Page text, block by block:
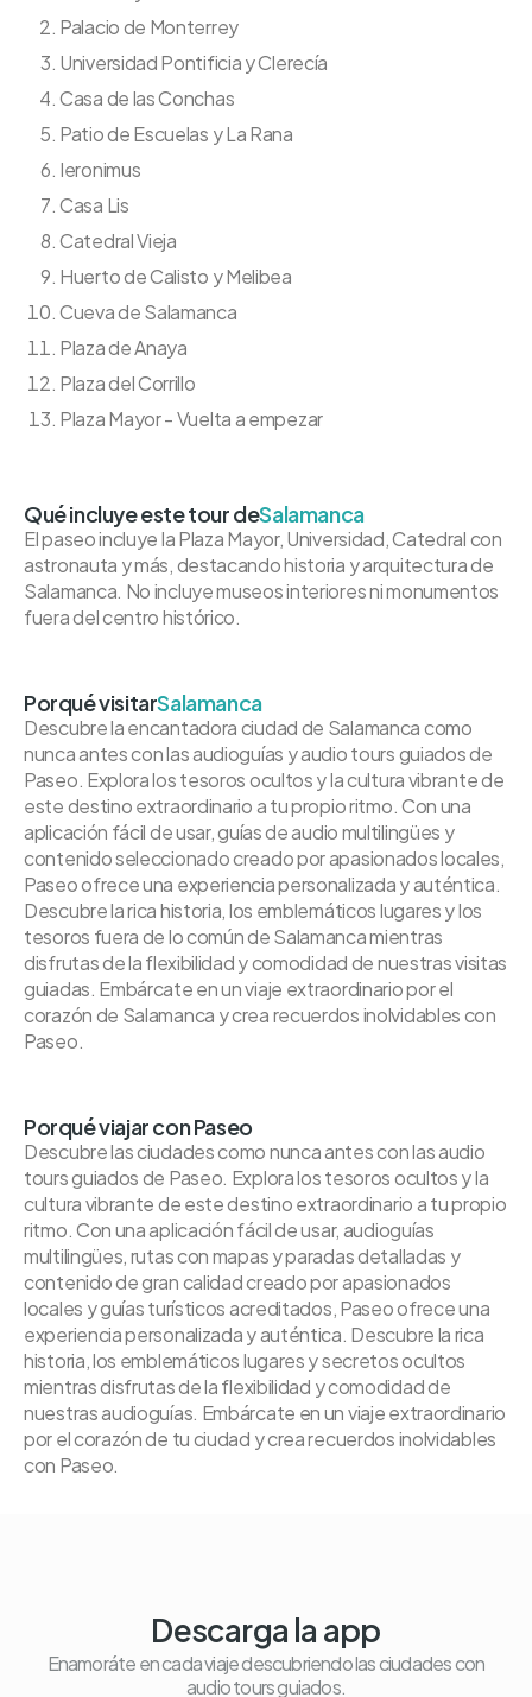
Palacio de Monterrey
Universidad Pontificia y Clerecía
Casa de las Conchas
Patio de Escuelas y La Rana
Ieronimus
Casa Lis
Catedral Vieja
Huerto de Calisto y Melibea
Cueva de Salamanca
Plaza de Anaya
Plaza del Corrillo
Plaza Mayor - Vuelta a empezar
Qué incluye este tour deSalamanca
El paseo incluye la Plaza Mayor, Universidad, Catedral con
astronauta y más, destacando historia y arquitectura de
Salamanca. No incluye museos interiores ni monumentos
fuera del centro histórico.
Porqué visitarSalamanca
Descubre la encantadora ciudad de Salamanca como
nunca antes con las audioguías y audio tours guiados de
Paseo. Explora los tesoros ocultos y la cultura vibrante de
este destino extraordinario a tu propio ritmo. Con una
aplicación fácil de usar, guías de audio multilingües y
contenido seleccionado creado por apasionados locales,
Paseo ofrece una experiencia personalizada y auténtica.
Descubre la rica historia, los emblemáticos lugares y los
tesoros fuera de lo común de Salamanca mientras
disfrutas de la flexibilidad y comodidad de nuestras visitas
guiadas. Embárcate en un viaje extraordinario por el
corazón de Salamanca y crea recuerdos inolvidables con
Paseo.
Porqué viajar con Paseo
Descubre las ciudades como nunca antes con las audio
tours guiados de Paseo. Explora los tesoros ocultos y la
cultura vibrante de este destino extraordinario a tu propio
ritmo. Con una aplicación fácil de usar, audioguías
multilingües, rutas con mapas y paradas detalladas y
contenido de gran calidad creado por apasionados
locales y guías turísticos acreditados, Paseo ofrece una
experiencia personalizada y auténtica. Descubre la rica
historia, los emblemáticos lugares y secretos ocultos
mientras disfrutas de la flexibilidad y comodidad de
nuestras audioguías. Embárcate en un viaje extraordinario
por el corazón de tu ciudad y crea recuerdos inolvidables
con Paseo.
Descarga la app
Enamoráte en cada viaje descubriendo las ciudades con
audio tours guiados.